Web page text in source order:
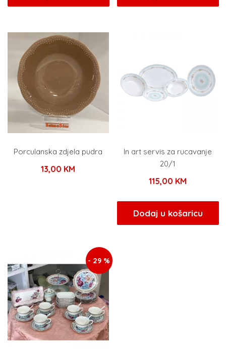
je:
101,15 KM.
Porculanska zdjela pudra
13,00 KM
In art servis za rucavanje
20/1
115,00 KM
Dodaj u košaricu
- 29 %